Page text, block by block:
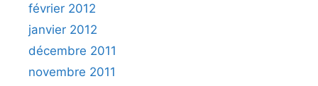
février 2012
janvier 2012
décembre 2011
novembre 2011